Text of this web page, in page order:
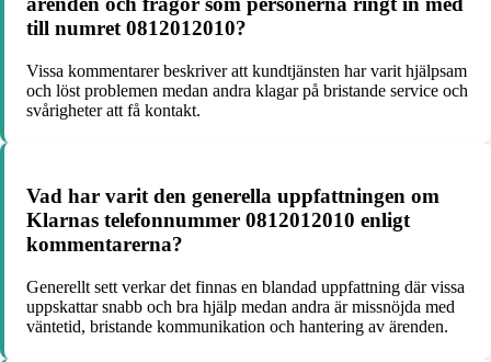
till numret 0812012010?
Vissa kommentarer beskriver att kundtjänsten har varit hjälpsam
och löst problemen medan andra klagar på bristande service och
svårigheter att få kontakt.
Vad har varit den generella uppfattningen om
Klarnas telefonnummer 0812012010 enligt
kommentarerna?
Generellt sett verkar det finnas en blandad uppfattning där vissa
uppskattar snabb och bra hjälp medan andra är missnöjda med
väntetid, bristande kommunikation och hantering av ärenden.